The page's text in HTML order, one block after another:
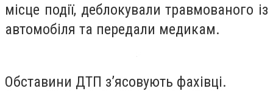
місце події, деблокували травмованого із
автомобіля та передали медикам.
Обставини ДТП з’ясовують фахівці.